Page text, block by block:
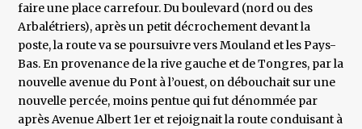
faire une place carrefour. Du boulevard (nord ou des
Arbalétriers), après un petit décrochement devant la
poste, la route va se poursuivre vers Mouland et les Pays-
Bas. En provenance de la rive gauche et de Tongres, par la
nouvelle avenue du Pont à l’ouest, on débouchait sur une
nouvelle percée, moins pentue qui fut dénommée par
après Avenue Albert 1er et rejoignait la route conduisant à